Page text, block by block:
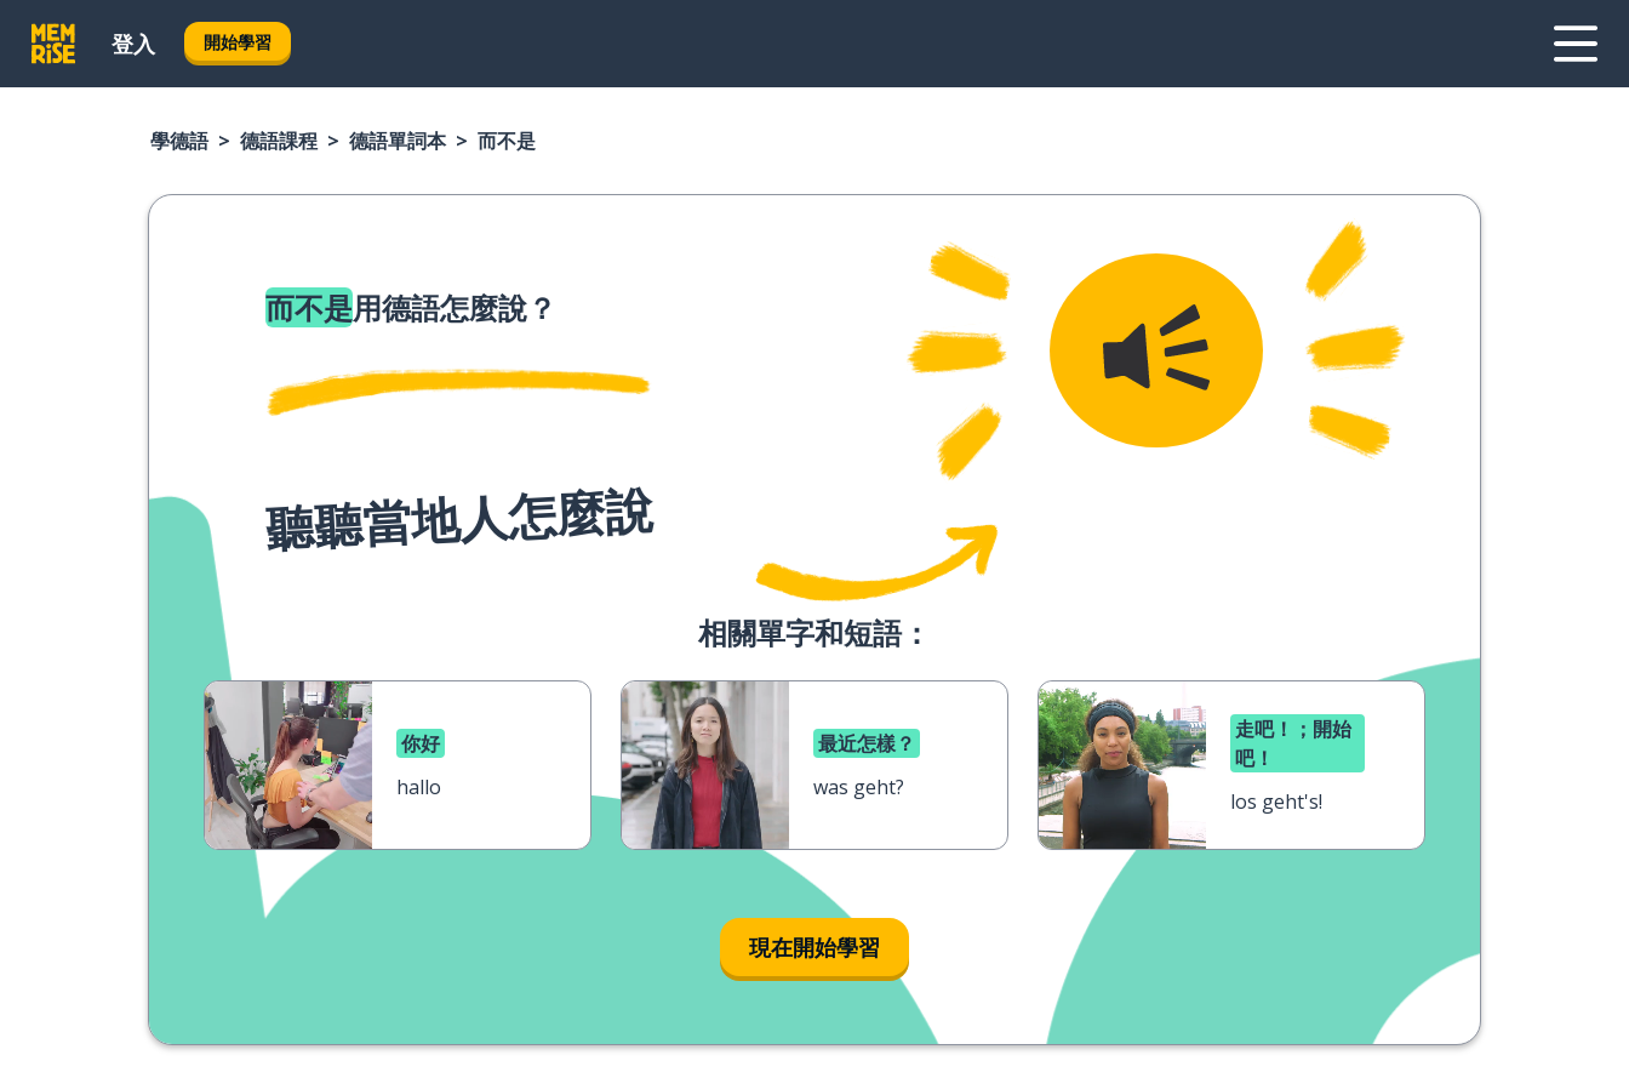
登入 開始學習
學德語 德語課程 德語單詞本 而不是
而不是用德語怎麼說？
聽聽當地人怎麼說
相關單字和短語：
你好
hallo
最近怎樣？
was geht?
走吧！；開始
吧！
los geht's!
現在開始學習